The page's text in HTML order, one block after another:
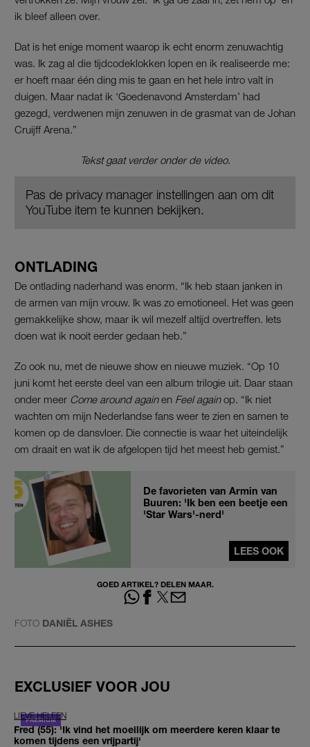
ik bleef alleen over.
Dat is het enige moment waarop ik echt enorm zenuwachtig
was. Ik zag al die tijdcodeklokken lopen en ik realiseerde me:
er hoeft maar één ding mis te gaan en het hele intro valt in
duigen. Maar nadat ik ‘Goedenavond Amsterdam’ had
gezegd, verdwenen mijn zenuwen in de grasmat van de Johan
Cruijff Arena.”
Tekst gaat verder onder de video.
Pas de privacy manager instellingen aan om dit
YouTube item te kunnen bekijken.
ONTLADING
De ontlading naderhand was enorm. “Ik heb staan janken in
de armen van mijn vrouw. Ik was zo emotioneel. Het was geen
gemakkelijke show, maar ik wil mezelf altijd overtreffen. Iets
doen wat ik nooit eerder gedaan heb.”
Zo ook nu, met de nieuwe show en nieuwe muziek. “Op 10
juni komt het eerste deel van een album trilogie uit. Daar staan
onder meer Come around againen Feel againop. “Ik niet
wachten om mijn Nederlandse fans weer te zien en samen te
komen op de dansvloer. Die connectie is waar het uiteindelijk
om draait en wat ik de afgelopen tijd het meest heb gemist.”
De favorieten van Armin van
Buuren: 'Ik ben een beetje een
'Star Wars'-nerd'
LEES OOK
GOED ARTIKEL? DELEN MAAR.
FOTO DANIËL ASHES
EXCLUSIEF VOOR JOU
LIEVE HELEEN
Fred (55): 'Ik vind het moeilijk om meerdere keren klaar te
komen tijdens een vrijpartij'